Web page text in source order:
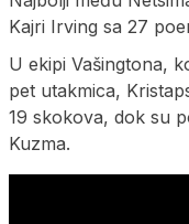
Kajri Irving sa 27
U ekipi Vašingtona,
pet utakmica,
19 skokova, dok su
Kuzma.